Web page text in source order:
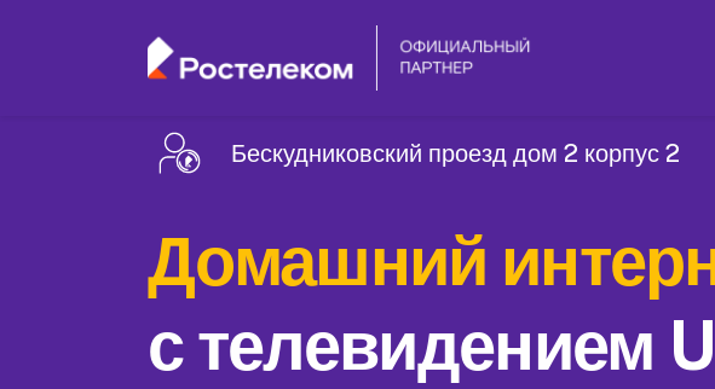
Бескудниковский проезд дом 2 корпус 2
Домашний
с телевидением